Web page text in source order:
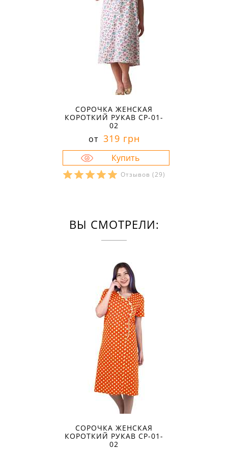
СОРОЧКА ЖЕНСКАЯ
КОРОТКИЙ РУКАВ СР-01-
02
от 319 грн
Отзывов (29)
ВЫ СМОТРЕЛИ:
СОРОЧКА ЖЕНСКАЯ
КОРОТКИЙ РУКАВ СР-01-
02